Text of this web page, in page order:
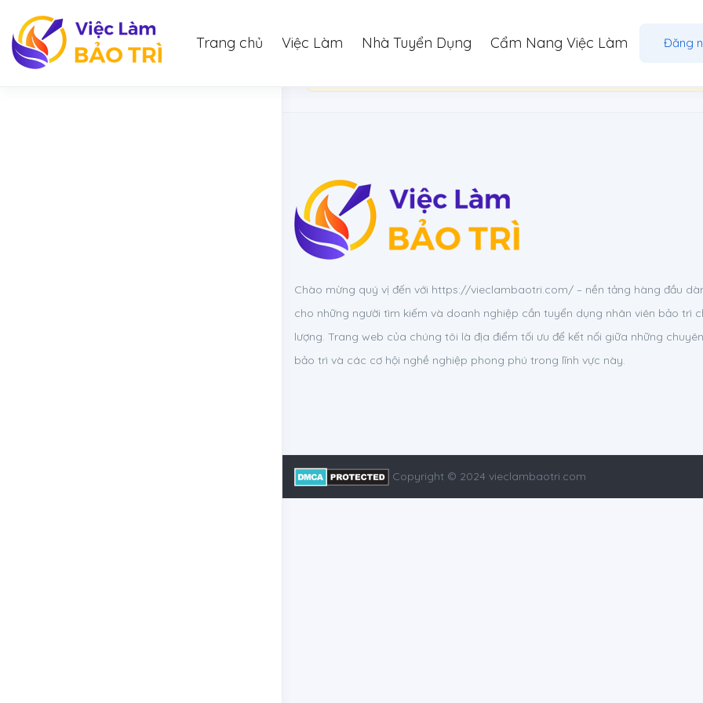
Trang chủ Việc Làm Nhà Tuyển Dụng Cẩm Nang Việc Làm Đăng
Chào mừng quý vị đến với https://vieclambaotri.com/ – nền tảng hàng đầu
cho những người tìm kiếm và doanh nghiệp cần tuyển dụng nhân viên bảo trì
lượng. Trang web của chúng tôi là địa điểm tối ưu để kết nối giữa những
bảo trì và các cơ hội nghề nghiệp phong phú trong lĩnh vực này.
Copyright © 2024 vieclambaotri.com